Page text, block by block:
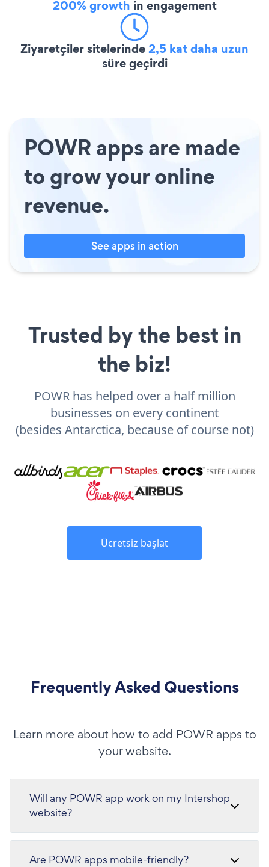
200% growth in engagement
Ziyaretçiler sitelerinde2,5 kat daha uzun
süre geçirdi
POWR apps are made
to grow your online
revenue.
See apps in action
Trusted by the best in
the biz!
POWR has helped over a half million
businesses on every continent
(besides Antarctica, because of course not)
Ücretsiz başlat
Frequently Asked Questions
Learn more about how to add POWR apps to
your website.
Will any POWR app work on my Intershop
website?
Are POWR apps mobile-friendly?